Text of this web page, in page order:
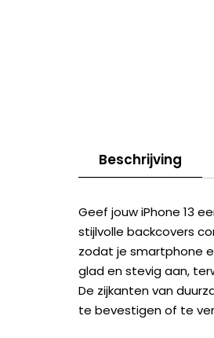
Beschrijving
Geef jouw iPhone 13
stijlvolle backcovers
zodat je smartphone
glad en stevig aan,
De zijkanten van
te bevestigen of te